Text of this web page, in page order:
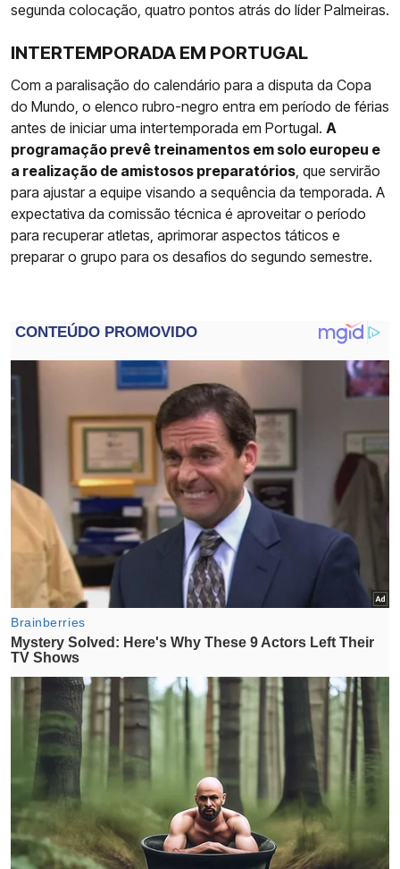
segunda colocação, quatro pontos atrás do líder Palmeiras.
INTERTEMPORADA EM PORTUGAL
Com a paralisação do calendário para a disputa da Copa
do Mundo, o elenco rubro-negro entra em período de férias
antes de iniciar uma intertemporada em Portugal. A
programação prevê treinamentos em solo europeu e
a realização de amistosos preparatórios , que servirão
para ajustar a equipe visando a sequência da temporada. A
expectativa da comissão técnica é aproveitar o período
para recuperar atletas, aprimorar aspectos táticos e
preparar o grupo para os desafios do segundo semestre.